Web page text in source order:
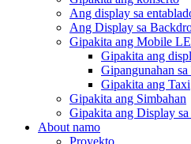
Ang display sa
Ang Display sa
Gipakita ang Mobile
Gipakita ang
Gipangunahan
Gipakita ang Taxi
Gipakita ang Simbahan
Gipakita ang Display
About namo
Proyekto